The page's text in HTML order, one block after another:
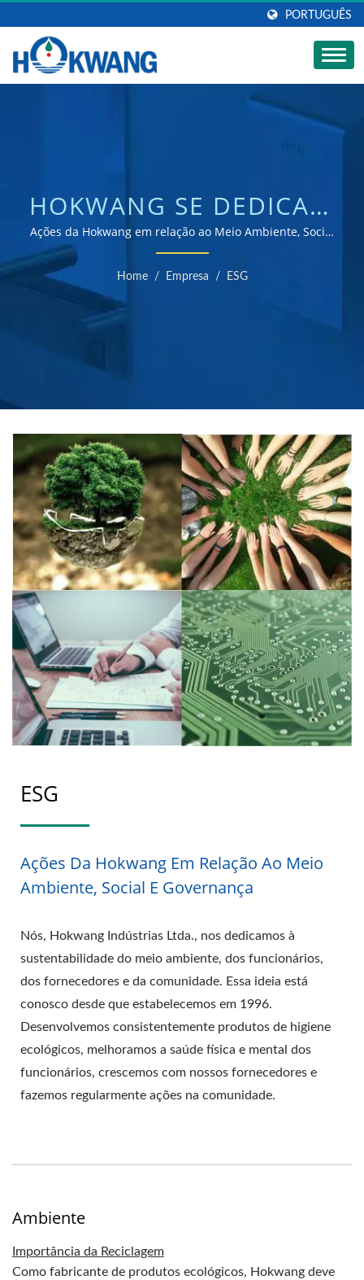
PORTUGUÊS
HOKWANG SE DEDICA À
SUSTENTABILIDADE DE
TODAS AS PARTES
INTERESSADAS |
FABRICANTE DE
DISPENSADORES
AUTOMÁTICOS DE
SABÃO COMERCIAL |
HOKWANG
Ações da Hokwang em relação ao Meio Ambiente, Social
e Governança | Fabricante de secadores de mão e
dispensadores de sabão certificados ISO 9001 e 14001
Home / Empresa / ESG
ESG
Ações Da Hokwang Em Relação Ao Meio
Ambiente, Social E Governança
Nós, Hokwang Indústrias Ltda., nos dedicamos à
sustentabilidade do meio ambiente, dos funcionários,
dos fornecedores e da comunidade. Essa ideia está
conosco desde que estabelecemos em 1996.
Desenvolvemos consistentemente produtos de higiene
ecológicos, melhoramos a saúde física e mental dos
funcionários, crescemos com nossos fornecedores e
fazemos regularmente ações na comunidade.
Ambiente
Importância da Reciclagem
Como fabricante de produtos ecológicos, Hokwang deve